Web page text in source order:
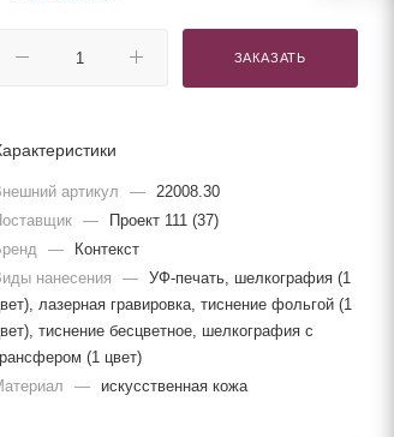
ЗАКАЗАТЬ
артикул —
22008.30
—
Проект 111 (37)
—
Контекст
нанесения
— УФ-печать, шелкография (1
лазерная гравировка, тиснение фольгой (1
тиснение бесцветное, шелкография с
(1 цвет)
— искусственная кожа